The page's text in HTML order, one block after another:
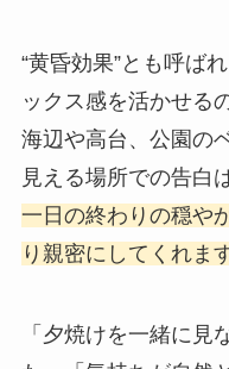
“黄昏効果”とも呼ば
ックス感を活かせる
海辺や高台、公園の
見える場所での告白は
一日の終わりの穏や
り親密にしてくれます
「夕焼けを一緒に見